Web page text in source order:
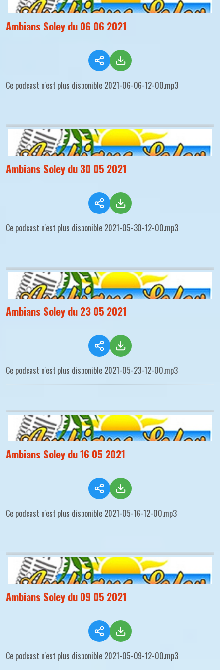
Ambians Soley du 06 06 2021
Ce podcast n'est plus disponible 2021-06-06-12-00.mp3
Ambians Soley du 30 05 2021
Ce podcast n'est plus disponible 2021-05-30-12-00.mp3
Ambians Soley du 23 05 2021
Ce podcast n'est plus disponible 2021-05-23-12-00.mp3
Ambians Soley du 16 05 2021
Ce podcast n'est plus disponible 2021-05-16-12-00.mp3
Ambians Soley du 09 05 2021
Ce podcast n'est plus disponible 2021-05-09-12-00.mp3